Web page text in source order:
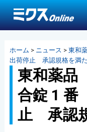
ホーム > ニュース > 東和
出荷停止 承認規格を満
東和薬
合錠 1 番
止 承認